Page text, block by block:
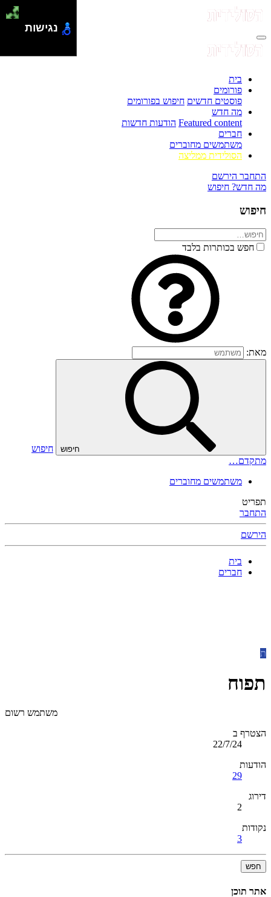
בית
פורומים
פוסטים חדשים חיפוש בפורומים
מה חדש
Featured content הודעות חדשות
חברים
משתמשים מחוברים
הסולידית ממליצה
התחבר הירשם
מה חדש? חיפוש
חיפוש
חפש בכותרות בלבד
מאת:
חיפוש
חיפוש
מתקדם…
משתמשים מחוברים
תפריט
התחבר
הירשם
בית
חברים
ת
תפוח
משתמש רשום
הצטרף ב
22/7/24
הודעות
29
דירוג
2
נקודות
3
חפש
אתר תוכן
נגישות